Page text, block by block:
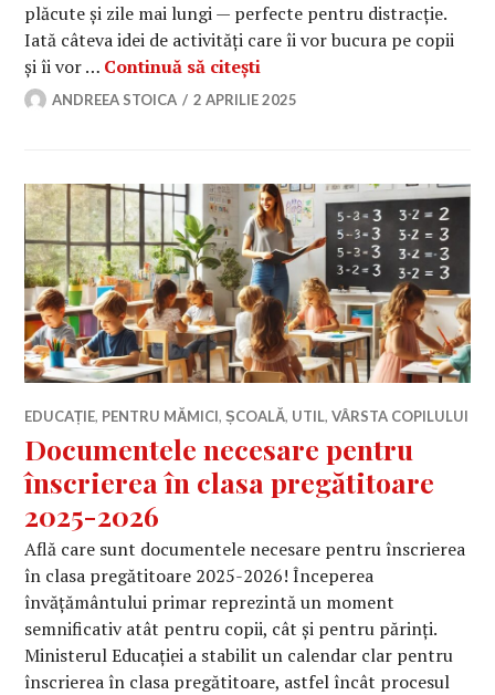
plăcute și zile mai lungi — perfecte pentru distracție.
Iată câteva idei de activități care îi vor bucura pe copii
și îi vor … Continuă să citești
ANDREEA STOICA 2 APRILIE 2025
EDUCAȚIE, PENTRU MĂMICI,ȘCOALĂ, UTIL,VÂRSTA COPILULUI
Documentele necesare pentru
înscrierea în clasa pregătitoare
2025-2026
Află care sunt documentele necesare pentru înscrierea
în clasa pregătitoare 2025-2026! Începerea
învățământului primar reprezintă un moment
semnificativ atât pentru copii, cât și pentru părinți.
Ministerul Educației a stabilit un calendar clar pentru
înscrierea în clasa pregătitoare, astfel încât procesul